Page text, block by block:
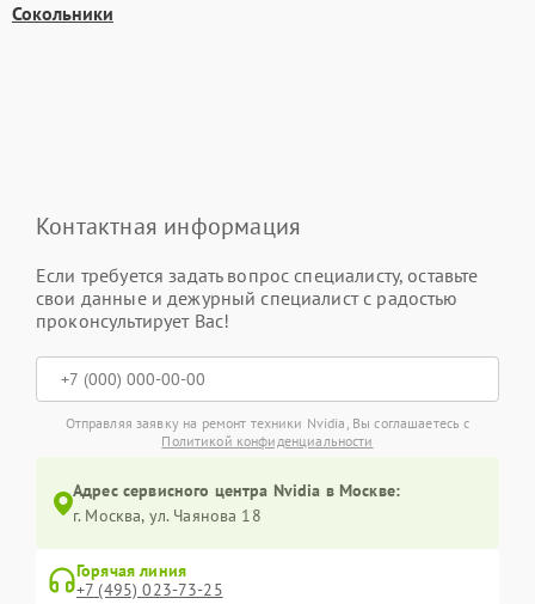
Сокольники
Контактная информация
Если требуется задать вопрос специалисту, оставьте
свои данные и дежурный специалист с радостью
проконсультирует Вас!
Отправляя заявку на ремонт техники Nvidia, Вы соглашаетесь с
Политикой конфиденциальности
Адрес сервисного центра Nvidia в Москве:
г. Москва, ул. Чаянова 18
Горячая линия
+7 (495) 023-73-25